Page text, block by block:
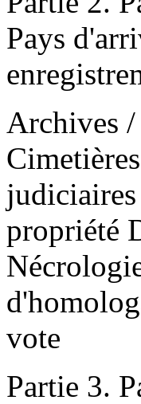
Pays
Archives
propriété
vote
Partie 3.